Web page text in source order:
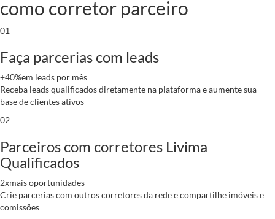
como corretor parceiro
01
Faça parcerias com leads
+40%em leads por mês
Receba leads qualificados diretamente na plataforma e aumente sua
base de clientes ativos
02
Parceiros com corretores Livima
Qualificados
2xmais oportunidades
Crie parcerias com outros corretores da rede e compartilhe imóveis e
comissões